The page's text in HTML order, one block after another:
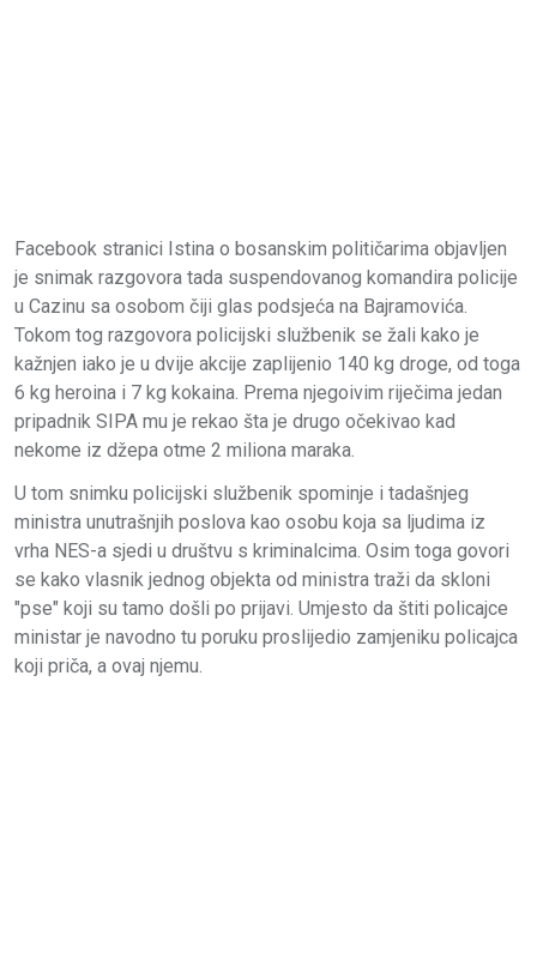
Facebook stranici Istina o bosanskim političarima objavljen
je snimak razgovora tada suspendovanog komandira policije
u Cazinu sa osobom čiji glas podsjeća na Bajramovića.
Tokom tog razgovora policijski službenik se žali kako je
kažnjen iako je u dvije akcije zaplijenio 140 kg droge, od toga
6 kg heroina i 7 kg kokaina. Prema njegoivim riječima jedan
pripadnik SIPA mu je rekao šta je drugo očekivao kad
nekome iz džepa otme 2 miliona maraka.
U tom snimku policijski službenik spominje i tadašnjeg
ministra unutrašnjih poslova kao osobu koja sa ljudima iz
vrha NES-a sjedi u društvu s kriminalcima. Osim toga govori
se kako vlasnik jednog objekta od ministra traži da skloni
"pse" koji su tamo došli po prijavi. Umjesto da štiti policajce
ministar je navodno tu poruku proslijedio zamjeniku policajca
koji priča, a ovaj njemu.